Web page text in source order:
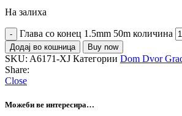
На залиха
Глава со конец 1.5mm 50m количина
Додај во кошница Buy now
SKU: A6171-XJ Категории Dom Dvor
Share:
Close
Можеби ве интересира…